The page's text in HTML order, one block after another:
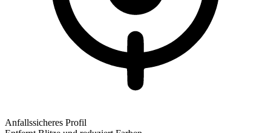
Anfallssicheres Profil